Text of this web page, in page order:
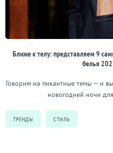
Ближе к телу: представляем 9
белья
Говорим на пикантные темы — и
новогодней ночи
ТРЕНДЫ СТИЛЬ